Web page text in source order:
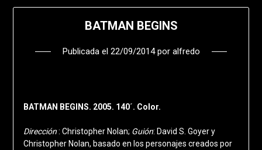
BATMAN BEGINS
Publicada el 22/09/2014por alfredo
BATMAN BEGINS. 2005. 140´. Color.
Dirección: Christopher Nolan; Guión: David S. Goyer y
Christopher Nolan, basado en los personajes creados por